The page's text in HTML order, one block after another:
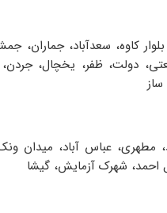
بلوار کاوه، سعدآباد، جماران،
دولت، ظفر، یخچال، جردن،
مطهری، عباس آباد، میدان
احمد، شهرک آزمایش، گیشا